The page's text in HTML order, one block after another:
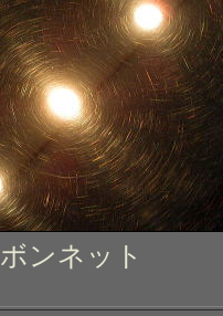
ボンネット